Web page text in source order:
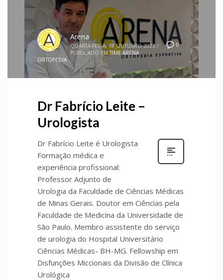
0
Arena
QUARTA-FEIRA, 18 OUTUBRO 2023 /
PUBLICADO EM TIME ARENA
ORTOPEDIA
Dr Fabrício Leite –
Urologista
Dr Fabrício Leite é Urologista
Formação médica e
experiência profissional:
Professor Adjunto de
Urologia da Faculdade de Ciências Médicas
de Minas Gerais. Doutor em Ciências pela
Faculdade de Medicina da Universidade de
São Paulo. Membro assistente do serviço
de urologia do Hospital Universitário
Ciências Médicas- BH-MG. Fellowship em
Disfunções Miccionais da Divisão de Clínica
Urológica